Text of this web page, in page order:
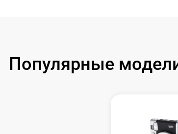
CMOS матрицы
Популярные